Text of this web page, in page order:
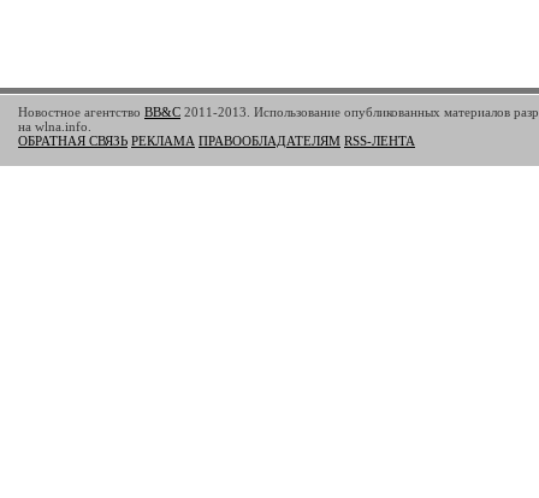
Новостное агентство BB&C 2011-2013. Использование опубликованных материалов
на wlna.info.
ОБРАТНАЯ СВЯЗЬ РЕКЛАМА ПРАВООБЛАДАТЕЛЯМ RSS-ЛЕНТА